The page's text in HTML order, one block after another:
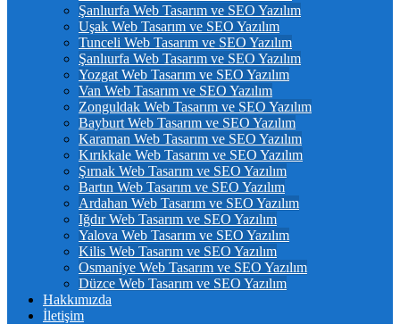
Şanlıurfa Web Tasarım ve SEO Yazılım
Uşak Web Tasarım ve SEO Yazılım
Tunceli Web Tasarım ve SEO Yazılım
Şanlıurfa Web Tasarım ve SEO Yazılım
Yozgat Web Tasarım ve SEO Yazılım
Van Web Tasarım ve SEO Yazılım
Zonguldak Web Tasarım ve SEO Yazılım
Bayburt Web Tasarım ve SEO Yazılım
Karaman Web Tasarım ve SEO Yazılım
Kırıkkale Web Tasarım ve SEO Yazılım
Şırnak Web Tasarım ve SEO Yazılım
Bartın Web Tasarım ve SEO Yazılım
Ardahan Web Tasarım ve SEO Yazılım
Iğdır Web Tasarım ve SEO Yazılım
Yalova Web Tasarım ve SEO Yazılım
Kilis Web Tasarım ve SEO Yazılım
Osmaniye Web Tasarım ve SEO Yazılım
Düzce Web Tasarım ve SEO Yazılım
Hakkımızda
İletişim